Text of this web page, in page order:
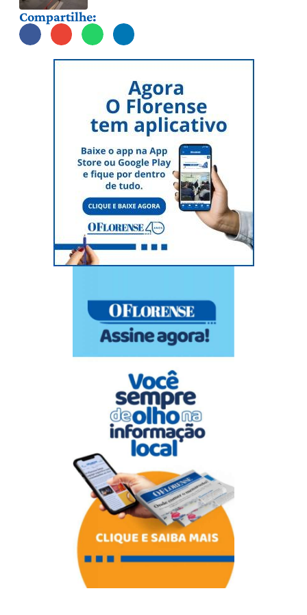
Compartilhe: